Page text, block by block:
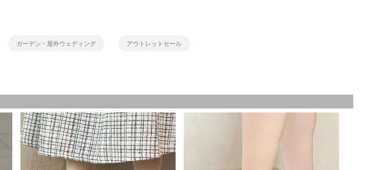
ガーデン・屋外ウェディング アウトレットセール